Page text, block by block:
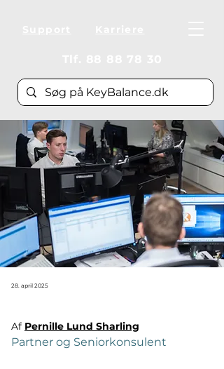
28. april 2025
Af Pernille Lund Sharling
Partner og Seniorkonsulent